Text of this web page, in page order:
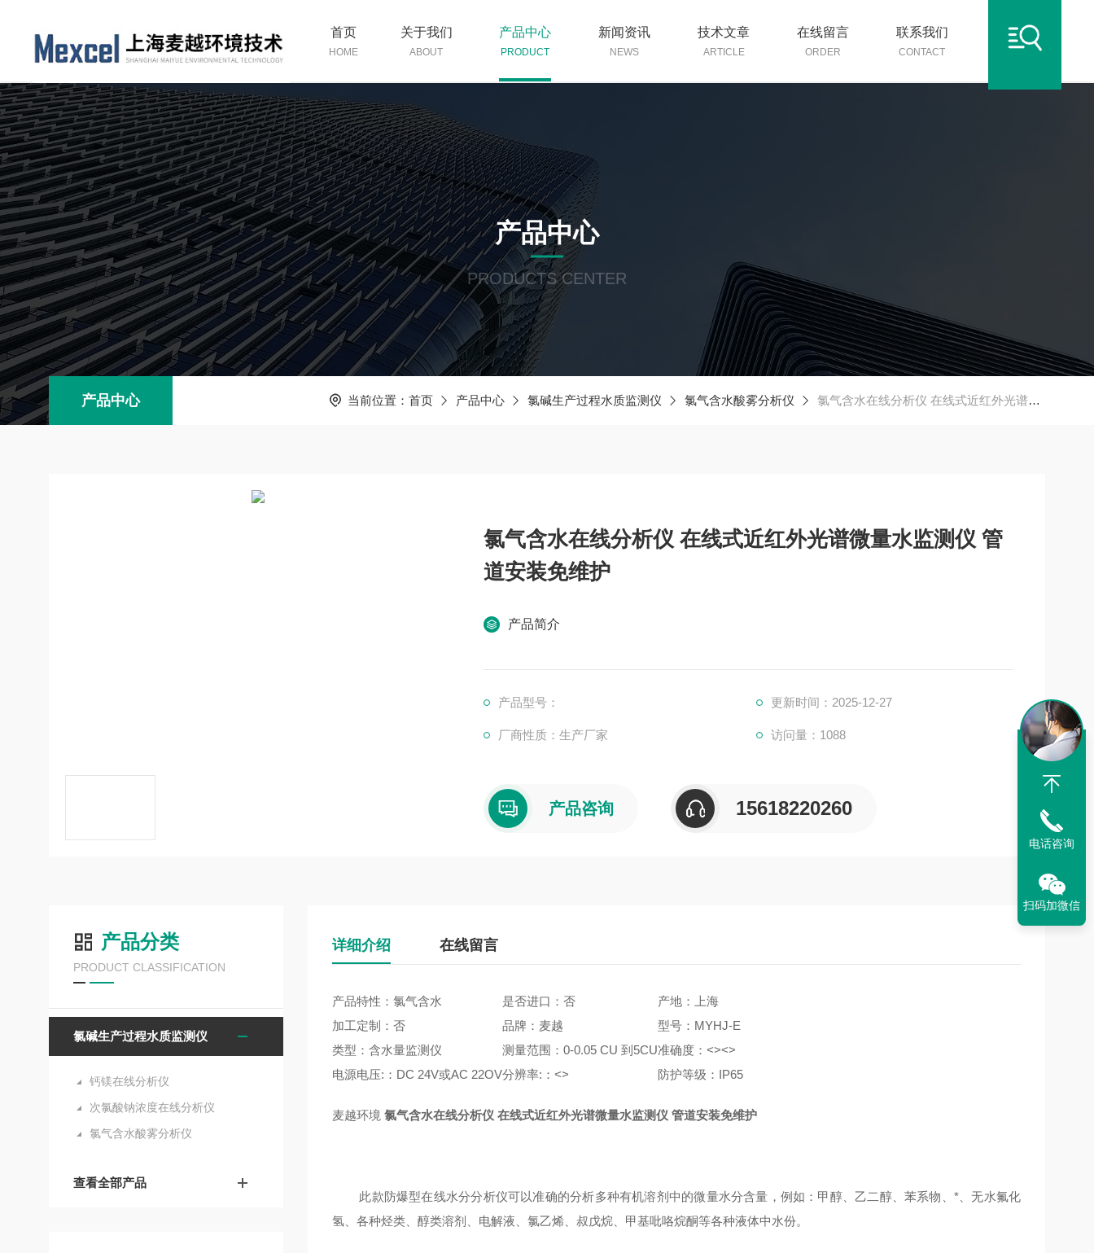
首页
HOME
关于我们
ABOUT
产品中心
PRODUCT
新闻资讯
NEWS
技术文章
ARTICLE
在线留言
ORDER
联系我们
CONTACT
产品中心
PRODUCTS CENTER
产品中心 当前位置： 首页 产品中心 氯碱生产过程水质监测仪 氯气含水酸雾分析仪 氯气含水在线分析仪 在线式近红外光谱微量水监测仪 管道安装免维护
氯气含水在线分析仪 在线式近红外光谱微量水监测仪 管
道安装免维护
产品简介
产品型号： 更新时间：2025-12-27
厂商性质：生产厂家 访问量：1088
产品咨询 15618220260
产品分类
PRODUCT CLASSIFICATION
氯碱生产过程水质监测仪
钙镁在线分析仪
次氯酸钠浓度在线分析仪
氯气含水酸雾分析仪
查看全部产品
详细介绍 在线留言
产品特性：氯气含水 是否进口：否
产地：上海
加工定制：否
品牌：麦越
型号：MYHJ-E
类型：含水量监测仪
测量范围：0-0.05 CU 到5CU准确度：<><>
电源电压:：DC 24V或AC 22OV分辨率:：<> 防护等级：IP65
麦越环境 氯气含水在线分析仪 在线式近红外光谱微量水监测仪 管道安装免维护
此款防爆型在线水分分析仪可以准确的分析多种有机溶剂中的微量水分含量，例如：甲醇、乙二醇、苯系物、*、无水氟化
氢、各种烃类、醇类溶剂、电解液、氯乙烯、叔戊烷、甲基吡咯烷酮等各种液体中水份。
电话咨询
扫码加微信